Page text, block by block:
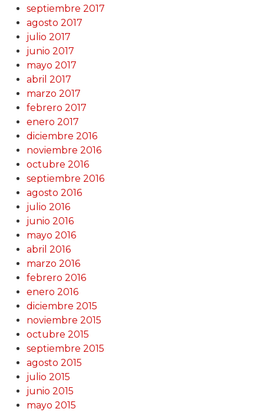
septiembre 2017
agosto 2017
julio 2017
junio 2017
mayo 2017
abril 2017
marzo 2017
febrero 2017
enero 2017
diciembre 2016
noviembre 2016
octubre 2016
septiembre 2016
agosto 2016
julio 2016
junio 2016
mayo 2016
abril 2016
marzo 2016
febrero 2016
enero 2016
diciembre 2015
noviembre 2015
octubre 2015
septiembre 2015
agosto 2015
julio 2015
junio 2015
mayo 2015